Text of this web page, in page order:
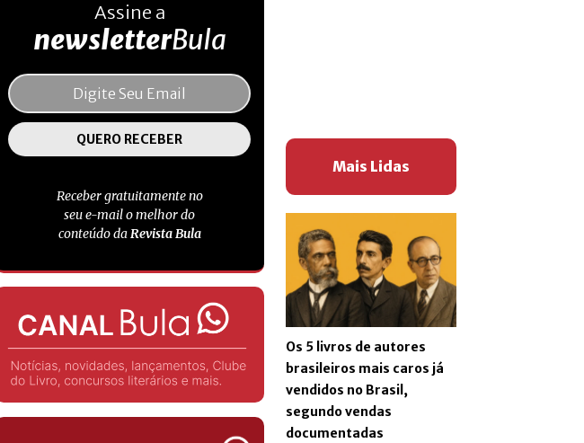
Assine a
newsletterBula
Receber gratuitamente no
seu e-mail o melhor do
conteúdo daRevista Bula
Mais Lidas
Os 5 livros de autores
brasileiros mais caros já
vendidos no Brasil,
segundo vendas
documentadas